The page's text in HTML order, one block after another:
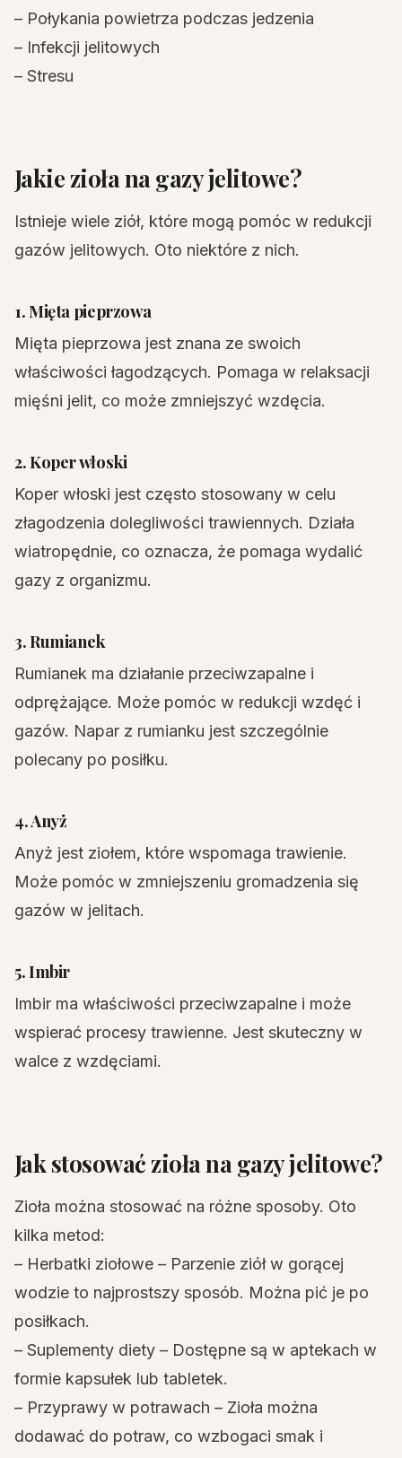
– Połykania powietrza podczas jedzenia
– Infekcji jelitowych
– Stresu
Jakie zioła na gazy jelitowe?
Istnieje wiele ziół, które mogą pomóc w redukcji
gazów jelitowych. Oto niektóre z nich.
1. Mięta pieprzowa
Mięta pieprzowa jest znana ze swoich
właściwości łagodzących. Pomaga w relaksacji
mięśni jelit, co może zmniejszyć wzdęcia.
2. Koper włoski
Koper włoski jest często stosowany w celu
złagodzenia dolegliwości trawiennych. Działa
wiatropędnie, co oznacza, że pomaga wydalić
gazy z organizmu.
3. Rumianek
Rumianek ma działanie przeciwzapalne i
odprężające. Może pomóc w redukcji wzdęć i
gazów. Napar z rumianku jest szczególnie
polecany po posiłku.
4. Anyż
Anyż jest ziołem, które wspomaga trawienie.
Może pomóc w zmniejszeniu gromadzenia się
gazów w jelitach.
5. Imbir
Imbir ma właściwości przeciwzapalne i może
wspierać procesy trawienne. Jest skuteczny w
walce z wzdęciami.
Jak stosować zioła na gazy jelitowe?
Zioła można stosować na różne sposoby. Oto
kilka metod:
– Herbatki ziołowe – Parzenie ziół w gorącej
wodzie to najprostszy sposób. Można pić je po
posiłkach.
– Suplementy diety – Dostępne są w aptekach w
formie kapsułek lub tabletek.
– Przyprawy w potrawach – Zioła można
dodawać do potraw, co wzbogaci smak i